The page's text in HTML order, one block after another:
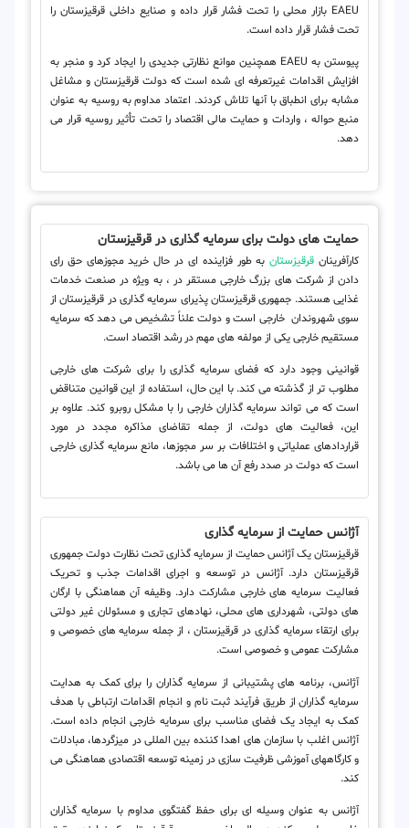
EAEU بازار محلی را تحت فشار قرار داده و صنایع داخلی قرقیزستان را
تحت فشار قرار داده است.
پیوستن به EAEU همچنین موانع نظارتی جدیدی را ایجاد کرد و منجر به
افزایش اقدامات غیرتعرفه ای شده است که دولت قرقیزستان و مشاغل
مشابه برای انطباق با آنها تلاش کردند. اعتماد مداوم به روسیه به عنوان
منبع حواله ، واردات و حمایت مالی اقتصاد را تحت تأثیر روسیه قرار می
دهد.
حمایت های دولت برای سرمایه گذاری در قرقیزستان
کارآفرینان قرقیزستان به طور فزاینده ای در حال خرید مجوزهای حق رای
دادن از شرکت های بزرگ خارجی مستقر در ، به ویژه در صنعت خدمات
غذایی هستند. جمهوری قرقیزستان پذیرای سرمایه گذاری در قرقیزستان از
سوی شهروندان خارجی است و دولت علناً تشخیص می دهد که سرمایه
مستقیم خارجی یکی از مولفه های مهم در رشد اقتصاد است.
قوانینی وجود دارد که فضای سرمایه گذاری را برای شرکت های خارجی
مطلوب تر از گذشته می کند. با این حال، استفاده از این قوانین متناقض
است که می تواند سرمایه گذاران خارجی را با مشکل روبرو کند. علاوه بر
این، فعالیت های دولت، از جمله تقاضای مذاکره مجدد در مورد
قراردادهای عملیاتی و اختلافات بر سر مجوزها، مانع سرمایه گذاری خارجی
است که دولت در صدد رفع آن ها می باشد.
آژانس حمایت از سرمایه گذاری
قرقیزستان یک آژانس حمایت از سرمایه گذاری تحت نظارت دولت جمهوری
قرقیزستان دارد. آژانس در توسعه و اجرای اقدامات جذب و تحریک
فعالیت سرمایه های خارجی مشارکت دارد. وظیفه آن هماهنگی با ارگان
های دولتی، شهرداری های محلی، نهادهای تجاری و مسئولان غیر دولتی
برای ارتقاء سرمایه گذاری در قرقیزستان ، از جمله سرمایه های خصوصی و
مشارکت عمومی و خصوصی است.
آژانس، برنامه های پشتیبانی از سرمایه گذاران را برای کمک به هدایت
سرمایه گذاران از طریق فرآیند ثبت نام و انجام اقدامات ارتباطی با هدف
کمک به ایجاد یک فضای مناسب برای سرمایه خارجی انجام داده است.
آژانس اغلب با سازمان های اهدا کننده بین المللی در میزگردها، مبادلات
و کارگاههای آموزشی ظرفیت سازی در زمینه توسعه اقتصادی هماهنگی می
کند.
آژانس به عنوان وسیله ای برای حفظ گفتگوی مداوم با سرمایه گذاران